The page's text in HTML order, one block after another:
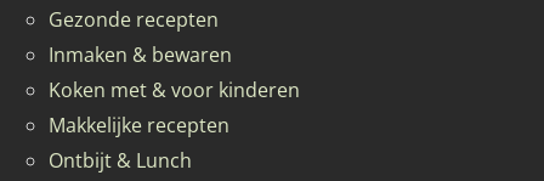
Gezonde recepten
Inmaken & bewaren
Koken met & voor kinderen
Makkelijke recepten
Ontbijt & Lunch